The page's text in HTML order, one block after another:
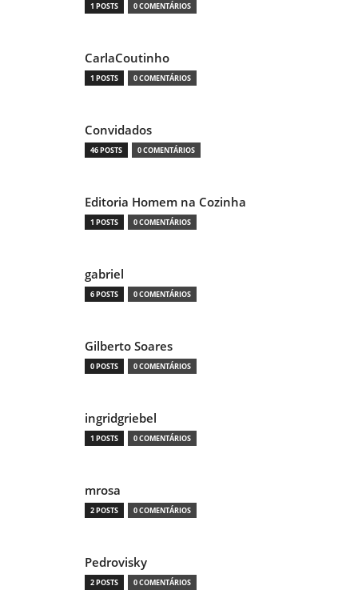
1 POSTS 0 COMENTÁRIOS
CarlaCoutinho
1 POSTS 0 COMENTÁRIOS
Convidados
46 POSTS 0 COMENTÁRIOS
Editoria Homem na Cozinha
1 POSTS 0 COMENTÁRIOS
gabriel
6 POSTS 0 COMENTÁRIOS
Gilberto Soares
0 POSTS 0 COMENTÁRIOS
ingridgriebel
1 POSTS 0 COMENTÁRIOS
mrosa
2 POSTS 0 COMENTÁRIOS
Pedrovisky
2 POSTS 0 COMENTÁRIOS